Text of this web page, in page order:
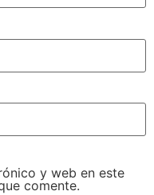
y web en este
comente.